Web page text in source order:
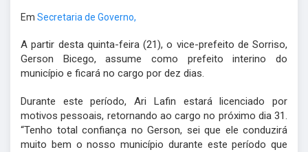
Em Secretaria de Governo,
A partir desta quinta-feira (21), o vice-prefeito de Sorriso,
Gerson Bicego, assume como prefeito interino do
município e ficará no cargo por dez dias.
Durante este período, Ari Lafin estará licenciado por
motivos pessoais, retornando ao cargo no próximo dia 31.
“Tenho total confiança no Gerson, sei que ele conduzirá
muito bem o nosso município durante este período que